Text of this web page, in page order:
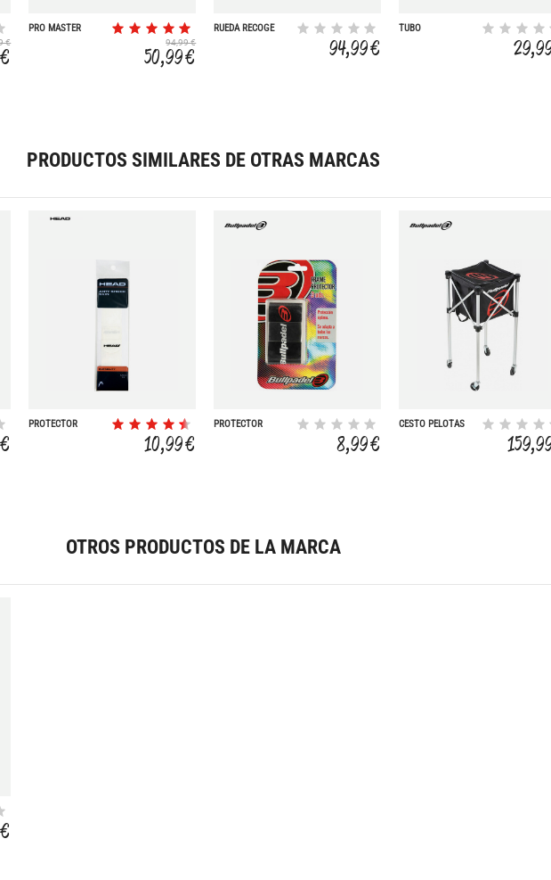
€
PRO MASTER
94,99 €
50,99 €
RUEDA RECOGE
94,99 €
TUBO
PRODUCTOS SIMILARES DE OTRAS MARCAS
PROTECTOR
10,99 €
PROTECTOR
8,99 €
CESTO PELOTAS
OTROS PRODUCTOS DE LA MARCA